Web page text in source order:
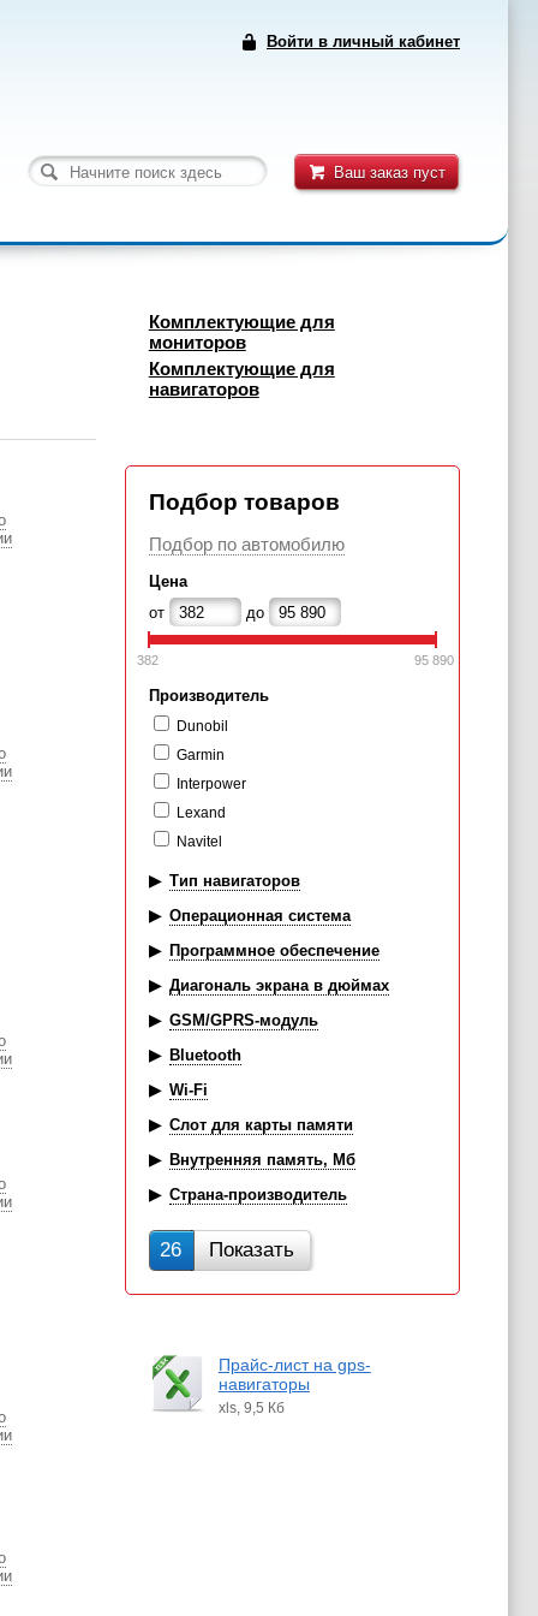
Войти в личный кабинет
Ваш заказ пуст
Комплектующие для
мониторов
Комплектующие для
навигаторов
Подбор товаров
Подбор по автомобилю
Цена
от
до
382 95 890
Производитель
Dunobil
Garmin
Interpower
Lexand
Navitel
Тип навигаторов
Операционная система
Программное обеспечение
Диагональ экрана в дюймах
GSM/GPRS-модуль
Bluetooth
Wi-Fi
Слот для карты памяти
Внутренняя память, Мб
Страна-производитель
26 Показать
Прайс-лист на gps-
навигаторы
xls, 9,5 Кб